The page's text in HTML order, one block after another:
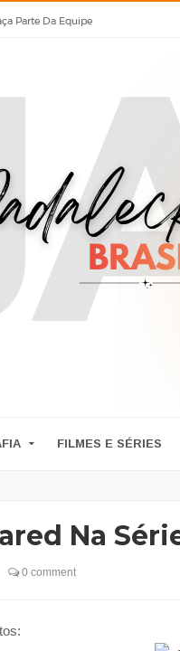
Parte Da Equipe
FILMES E SÉRIES
Na
0 comment